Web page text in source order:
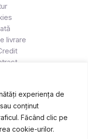
experiența de
conținut
Făcând clic pe
cookie-urilor.
livrare